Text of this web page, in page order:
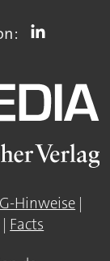
Hinweise |
| Facts